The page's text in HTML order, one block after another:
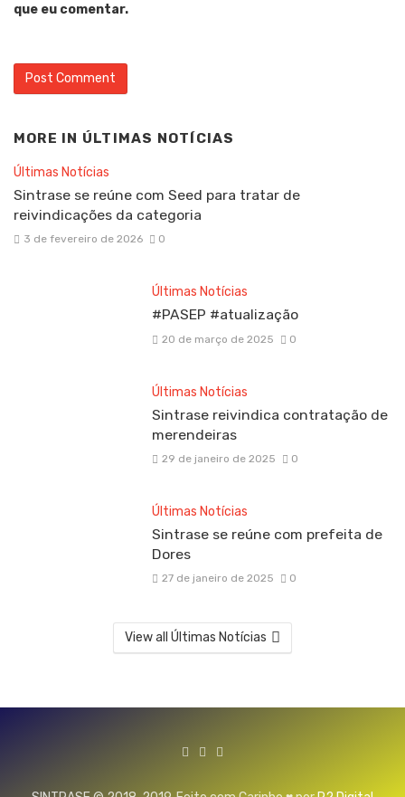
que eu comentar.
MORE IN ÚLTIMAS NOTÍCIAS
Últimas Notícias
Sintrase se reúne com Seed para tratar de
reivindicações da categoria
3 de fevereiro de 2026 0
Últimas Notícias
#PASEP #atualização
20 de março de 2025 0
Últimas Notícias
Sintrase reivindica contratação de
merendeiras
29 de janeiro de 2025 0
Últimas Notícias
Sintrase se reúne com prefeita de
Dores
27 de janeiro de 2025 0
View all Últimas Notícias